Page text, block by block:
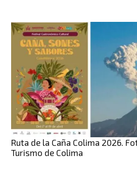
Ruta de la Caña Colima 2026.
Turismo de Colima